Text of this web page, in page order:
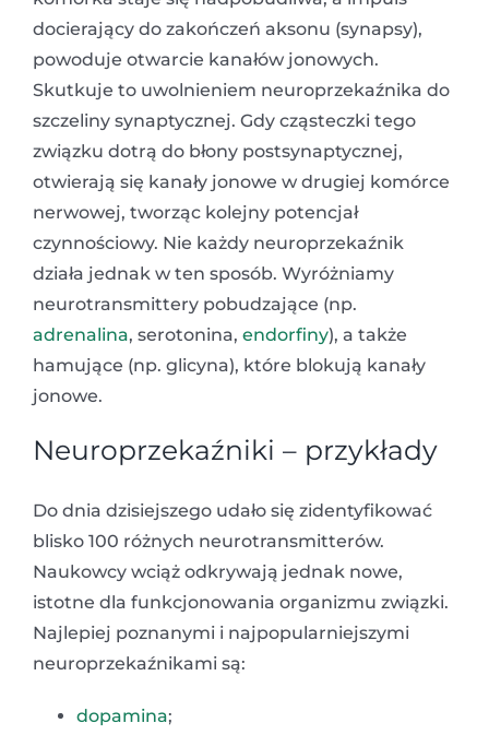
docierający do zakończeń aksonu (synapsy),
powoduje otwarcie kanałów jonowych.
Skutkuje to uwolnieniem neuroprzekaźnika do
szczeliny synaptycznej. Gdy cząsteczki tego
związku dotrą do błony postsynaptycznej,
otwierają się kanały jonowe w drugiej komórce
nerwowej, tworząc kolejny potencjał
czynnościowy. Nie każdy neuroprzekaźnik
działa jednak w ten sposób. Wyróżniamy
neurotransmittery pobudzające (np.
adrenalina, serotonina, endorfiny), a także
hamujące (np. glicyna), które blokują kanały
jonowe.
Neuroprzekaźniki – przykłady
Do dnia dzisiejszego udało się zidentyfikować
blisko 100 różnych neurotransmitterów.
Naukowcy wciąż odkrywają jednak nowe,
istotne dla funkcjonowania organizmu związki.
Najlepiej poznanymi i najpopularniejszymi
neuroprzekaźnikami są:
dopamina;